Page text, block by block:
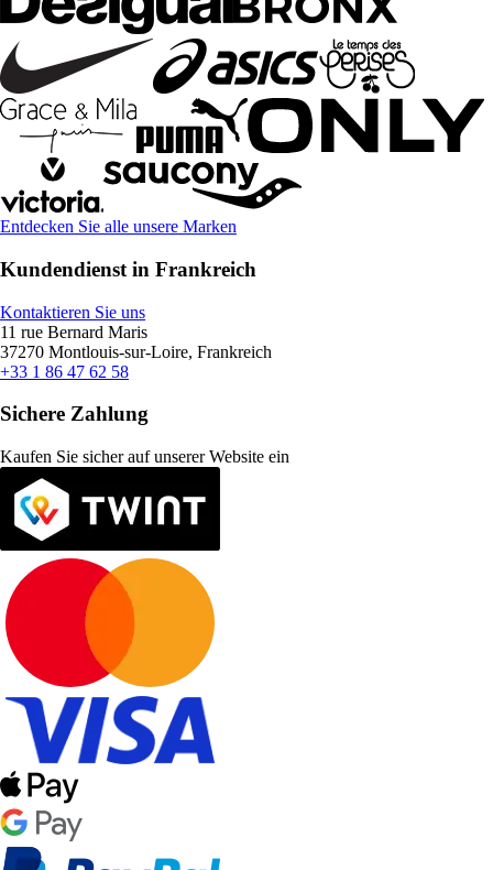
Entdecken Sie alle unsere Marken
Kundendienst in Frankreich
Kontaktieren Sie uns
11 rue Bernard Maris
37270 Montlouis-sur-Loire, Frankreich
+33 1 86 47 62 58
Sichere Zahlung
Kaufen Sie sicher auf unserer Website ein